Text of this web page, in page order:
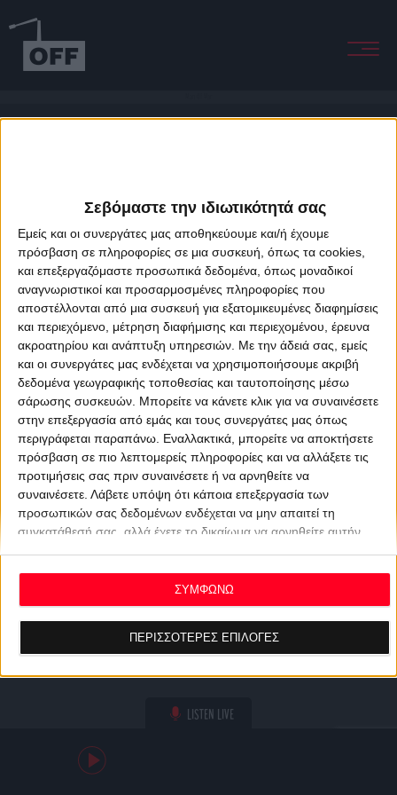
Σεβόμαστε την ιδιωτικότητά σας
Εμείς και οι συνεργάτες μας αποθηκεύουμε και/ή έχουμε
πρόσβαση σε πληροφορίες σε μια συσκευή, όπως τα cookies,
και επεξεργαζόμαστε προσωπικά δεδομένα, όπως μοναδικοί
αναγνωριστικοί και προσαρμοσμένες πληροφορίες που
αποστέλλονται από μια συσκευή για εξατομικευμένες διαφημίσεις
και περιεχόμενο, μέτρηση διαφήμισης και περιεχομένου, έρευνα
ακροατηρίου και ανάπτυξη υπηρεσιών. Με την άδειά σας, εμείς
και οι συνεργάτες μας ενδέχεται να χρησιμοποιήσουμε ακριβή
δεδομένα γεωγραφικής τοποθεσίας και ταυτοποίησης μέσω
σάρωσης συσκευών. Μπορείτε να κάνετε κλικ για να συναινέσετε
στην επεξεργασία από εμάς και τους συνεργάτες μας όπως
περιγράφεται παραπάνω. Εναλλακτικά, μπορείτε να αποκτήσετε
πρόσβαση σε πιο λεπτομερείς πληροφορίες και να αλλάξετε τις
προτιμήσεις σας πριν συναινέσετε ή να αρνηθείτε να
συναινέσετε. Λάβετε υπόψη ότι κάποια επεξεργασία των
προσωπικών σας δεδομένων ενδέχεται να μην απαιτεί τη
συγκατάθεσή σας, αλλά έχετε το δικαίωμα να αρνηθείτε αυτήν
ανακαλέσετε τη συγκατάθεσή σας ανά πάσα στιγμή
επιστρέφοντας σε αυτόν τον ιστότοπο και κάνοντας κλικ στο
κουμπί "Απορρήτου" στο κάτω μέρος της ιστοσελίδας.
ΠΕΡΙΣΣΟΤΕΡΕΣ ΕΠΙΛΟΓΕΣ
ΣΥΜΦΩΝΩ
LISTEN LIVE
About Offradio Business Class Terms & Conditions
Privacy Policy
Designed & developed byporcupine colors&Fotis Alexandrou